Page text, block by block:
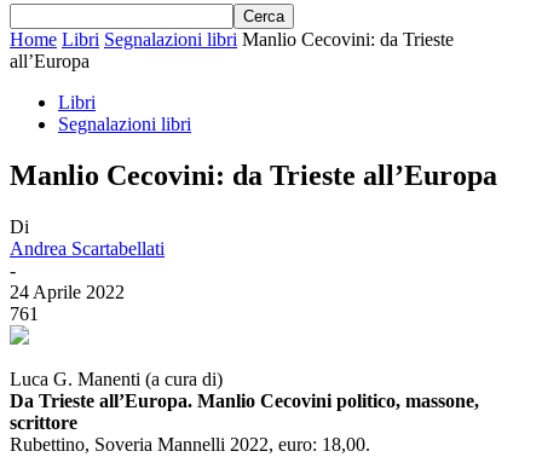
Home Libri Segnalazioni libri Manlio Cecovini: da Trieste
all’Europa
Libri
Segnalazioni libri
Manlio Cecovini: da Trieste all’Europa
Di
Andrea Scartabellati
-
24 Aprile 2022
761
Luca G. Manenti (a cura di)
Da Trieste all’Europa. Manlio Cecovini politico, massone,
scrittore
Rubettino, Soveria Mannelli 2022, euro: 18,00.